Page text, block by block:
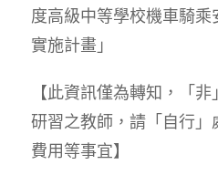
度高級中等學校機車騎
實施計畫」
【此資訊僅為轉知，「
研習之教師，請「自行
費用等事宜】